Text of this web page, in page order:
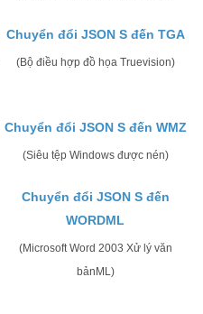
Chuyển đổi JSON S đến TGA
(Bộ điều hợp đồ họa Truevision)
Chuyển đổi JSON S đến WMZ
(Siêu tệp Windows được nén)
Chuyển đổi JSON S đến
WORDML
(Microsoft Word 2003 Xử lý văn
bảnML)